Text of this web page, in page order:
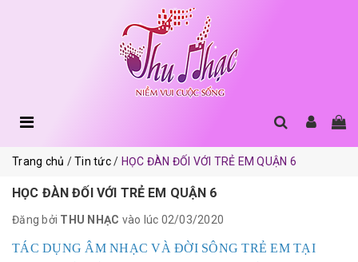
Trang chủ Tin tức HỌC ĐÀN ĐỐI VỚI TRẺ EM QUẬN 6
HỌC ĐÀN ĐỐI VỚI TRẺ EM QUẬN 6
Đăng bởi THU NHẠC vào lúc 02/03/2020
TÁC DỤNG ÂM NHẠC VÀ ĐỜI SÔNG TRẺ EM TẠI